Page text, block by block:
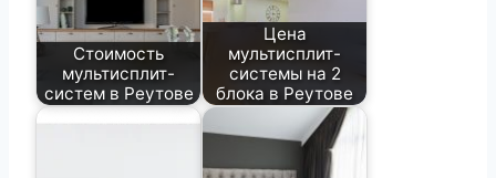
Стоимость
мультисплит-
систем в Реутове
Цена
мультисплит-
системы на 2
блока в Реутове